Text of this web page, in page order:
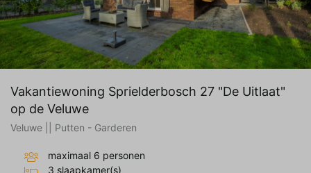
Vakantiewoning Sprielderbosch 27 "De Uitlaat"
op de Veluwe
Veluwe || Putten - Garderen
maximaal 6 personen
3 slaapkamer(s)